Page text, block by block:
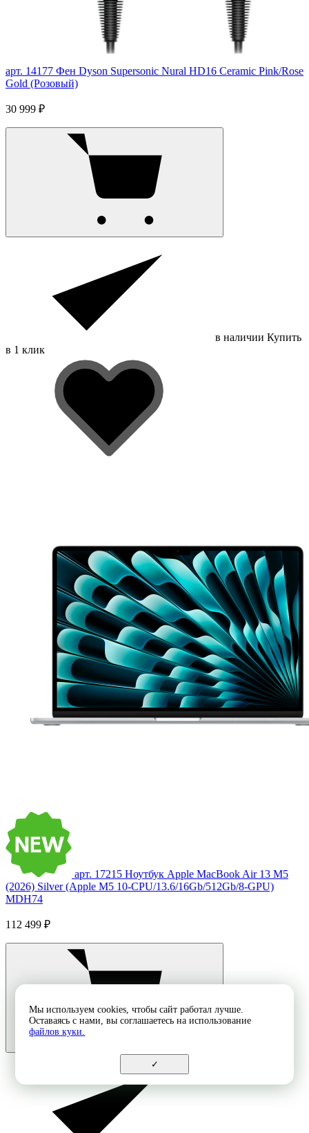
арт. 14177 Фен Dyson Supersonic Nural HD16 Ceramic Pink/Rose
Gold (Розовый)
30 999 ₽
в наличии Купить
в 1 клик
арт. 17215 Ноутбук Apple MacBook Air 13 M5
(2026) Silver (Apple M5 10-CPU/13.6/16Gb/512Gb/8-GPU)
MDH74
112 499 ₽
Мы используем cookies, чтобы сайт работал лучше.
Оставаясь с нами, вы соглашаетесь на использование
файлов куки.
✓